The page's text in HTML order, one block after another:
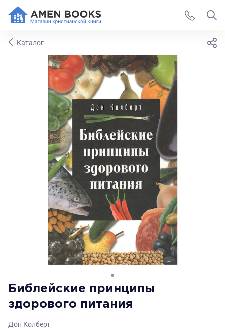
Каталог
Библейские принципы
здорового питания
Дон Колберт